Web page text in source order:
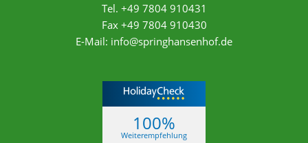
Tel. +49 7804 910431
Fax +49 7804 910430
E-Mail: info@springhansenhof.de
100%
Weiterempfehlung